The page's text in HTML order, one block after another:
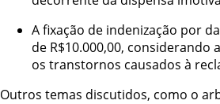
A fixação de indenização por
de R$10.000,00, considerando
os transtornos causados à
Outros temas discutidos, como o